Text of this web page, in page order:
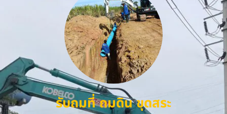
รับถมที่ ถมดิน ขุดสระ